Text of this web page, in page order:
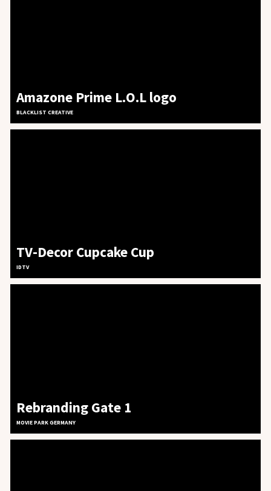
Amazone Prime L.O.L logo
BLACKLIST CREATIVE
TV-Decor Cupcake Cup
IDTV
Rebranding Gate 1
MOVIE PARK GERMANY